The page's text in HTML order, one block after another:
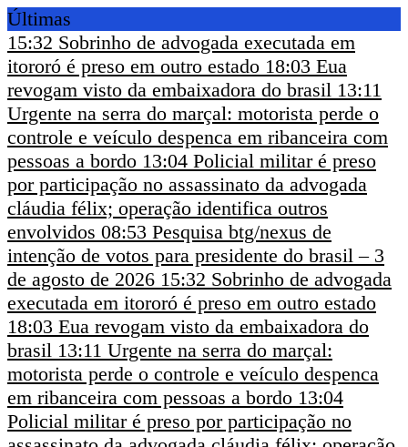
Últimas
15:32 Sobrinho de advogada executada em
itororó é preso em outro estado 18:03 Eua
revogam visto da embaixadora do brasil 13:11
Urgente na serra do marçal: motorista perde o
controle e veículo despenca em ribanceira com
pessoas a bordo 13:04 Policial militar é preso
por participação no assassinato da advogada
cláudia félix; operação identifica outros
envolvidos 08:53 Pesquisa btg/nexus de
intenção de votos para presidente do brasil – 3
de agosto de 2026 15:32 Sobrinho de advogada
executada em itororó é preso em outro estado
18:03 Eua revogam visto da embaixadora do
brasil 13:11 Urgente na serra do marçal:
motorista perde o controle e veículo despenca
em ribanceira com pessoas a bordo 13:04
Policial militar é preso por participação no